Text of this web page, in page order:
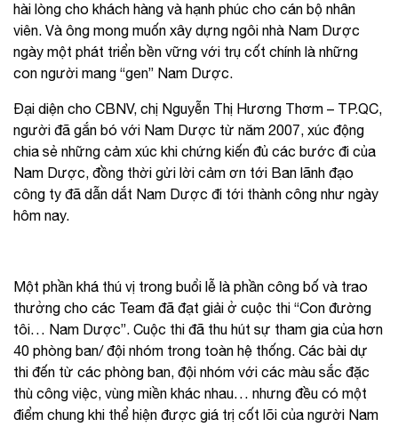
hài lòng cho khách hàng và hạnh phúc cho cán bộ nhân
viên. Và ông mong muốn xây dựng ngôi nhà Nam Dược
ngày một phát triển bền vững với trụ cốt chính là những
con người mang “gen” Nam Dược.
Đại diện cho CBNV, chị Nguyễn Thị Hương Thơm – TP.QC,
người đã gắn bó với Nam Dược từ năm 2007, xúc động
chia sẻ những cảm xúc khi chứng kiến đủ các bước đi của
Nam Dược, đồng thời gửi lời cảm ơn tới Ban lãnh đạo
công ty đã dẫn dắt Nam Dược đi tới thành công như ngày
hôm nay.
Một phần khá thú vị trong buổi lễ là phần công bố và trao
thưởng cho các Team đã đạt giải ở cuộc thi “Con đường
tôi… Nam Dược”. Cuộc thi đã thu hút sự tham gia của hơn
40 phòng ban/ đội nhóm trong toàn hệ thống. Các bài dự
thi đến từ các phòng ban, đội nhóm với các màu sắc đặc
thù công việc, vùng miền khác nhau… nhưng đều có một
điểm chung khi thể hiện được giá trị cốt lõi của người Nam